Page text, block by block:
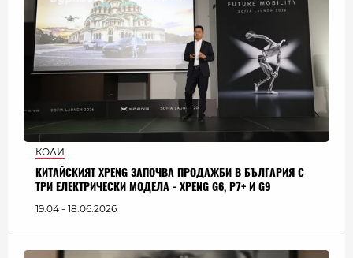
КОЛИ
КИТАЙСКИЯТ XPENG ЗАПОЧВА ПРОДАЖБИ В БЪЛГАРИЯ С
ТРИ ЕЛЕКТРИЧЕСКИ МОДЕЛА - XPENG G6, P7+ И G9
19:04 - 18.06.2026